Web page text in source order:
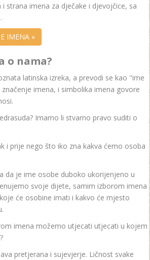
strana imena za dječake i djevojčice, sa
IMENA »
o nama?
latinska izreka, a prevodi se kao "ime
imena, i simbolika imena govore
Imamo li stvarno pravo suditi o
i prije nego što iko zna kakva ćemo osoba
da je ime osobe duboko ukorijenjeno u
svoje dijete, samim izborom imena
će osobine imati i kakvo će mjesto
imena možemo utjecati utjecati u kojem
pretjerana i sujevjerje. Ličnost svake